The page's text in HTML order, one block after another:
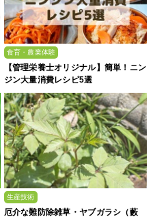
食育・農業体験
【管理栄養士オリジナル】簡単！ニン
ジン大量消費レシピ5選
生産技術
厄介な難防除雑草・ヤブガラシ（藪